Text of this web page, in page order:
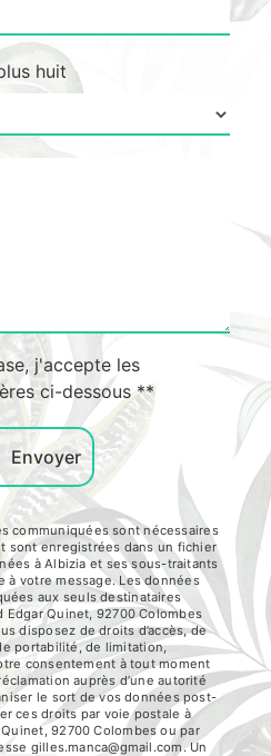
huit
j'accepte les
ci-dessous **
Envoyer
communiquées sont nécessaires
sont enregistrées dans un fichier
à Albizia et ses sous-traitants
à votre message. Les données
aux seuls destinataires
Quinet, 92700 Colombes
disposez de droits d’accès, de
portabilité, de limitation,
consentement à tout moment
auprès d’une autorité
le sort de vos données post-
ces droits par voie postale à
92700 Colombes ou par
gilles.manca@gmail.com. Un